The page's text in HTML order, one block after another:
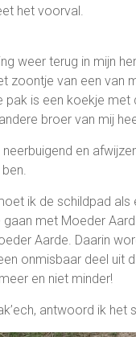
het voorval.
weer terug in mijn
zoontje van een
pak is een koekje
broer van mij
en
ik de schildpad
met Moeder
Aarde. Daarin
onmisbaar deel uit
en niet minder!
antwoord ik het